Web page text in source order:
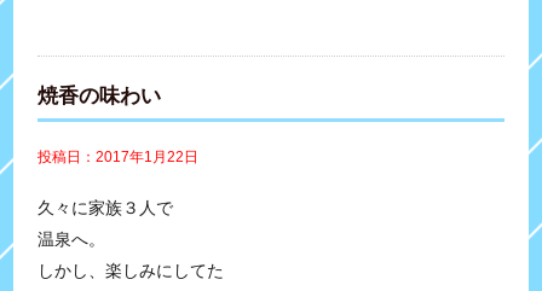
焼香の味わい
投稿日：2017年1月22日
久々に家族３人で
温泉へ。
しかし、楽しみにしてた